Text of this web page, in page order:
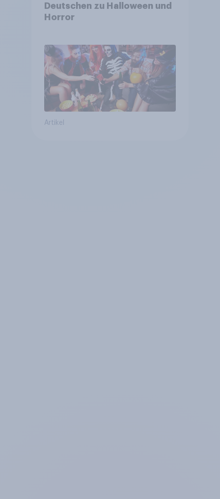
Deutschen zu Halloween und
Horror
Artikel